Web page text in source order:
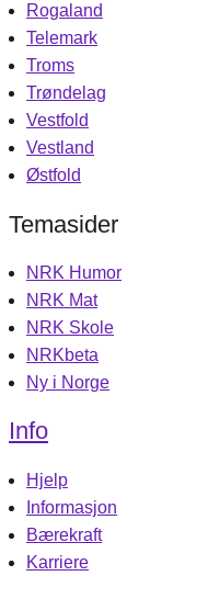
Rogaland
Telemark
Troms
Trøndelag
Vestfold
Vestland
Østfold
Temasider
NRK Humor
NRK Mat
NRK Skole
NRKbeta
Ny i Norge
Info
Hjelp
Informasjon
Bærekraft
Karriere